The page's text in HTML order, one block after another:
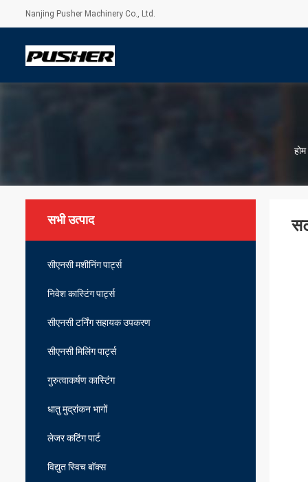
Nanjing Pusher Machinery Co., Ltd.
होम
सभी उत्पाद
सीएनसी मशीनिंग पार्ट्स
निवेश कास्टिंग पार्ट्स
सीएनसी टर्निंग सहायक उपकरण
सीएनसी मिलिंग पार्ट्स
गुरुत्वाकर्षण कास्टिंग
धातु मुद्रांकन भागों
लेजर कटिंग पार्ट
विद्युत स्विच बॉक्स